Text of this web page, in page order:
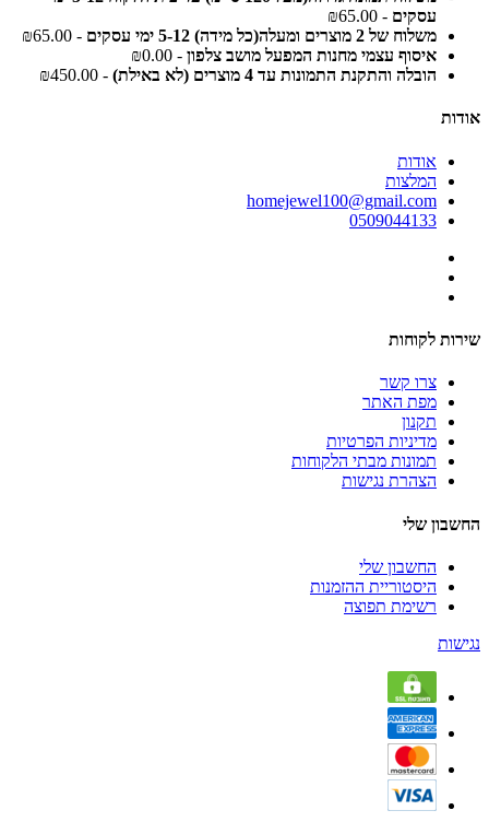
עסקים - ₪65.00
משלוח של 2 מוצרים ומעלה(כל מידה) 5-12 ימי עסקים
- ₪65.00
איסוף עצמי מחנות המפעל מושב צלפון - ₪0.00
הובלה והתקנת התמונות עד 4 מוצרים (לא באילת)
- ₪450.00
אודות
אודות
המלצות
homejewel100@gmail.com
0509044133
שירות לקוחות
צרו קשר
מפת האתר
תקנון
מדיניות הפרטיות
תמונות מבתי הלקוחות
הצהרת נגישות
החשבון שלי
החשבון שלי
היסטוריית ההזמנות
רשימת תפוצה
נגישות